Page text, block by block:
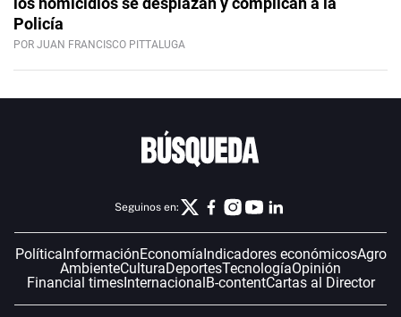
Policía
POR JUAN FRANCISCO PITTALUGA
Seguinos en:
Política InformaciónEconomía Indicadores económicosAgro
AmbienteCulturaDeportesTecnologíaOpinión
Financial timesInternacional B-contentCartas al Director